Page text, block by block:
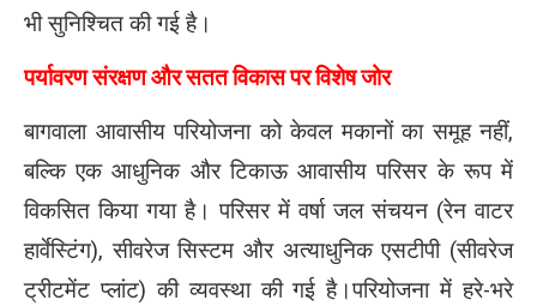
भी सुनिश्चित की गई है।
पर्यावरण संरक्षण और सतत विकास पर विशेष जोर
बागवाला आवासीय परियोजना को केवल मकानों का समूह नहीं,
बल्कि एक आधुनिक और टिकाऊ आवासीय परिसर के रूप में
विकसित किया गया है। परिसर में वर्षा जल संचयन (रेन वाटर
हार्वेस्टिंग), सीवरेज सिस्टम और अत्याधुनिक एसटीपी (सीवरेज
ट्रीटमेंट प्लांट) की व्यवस्था की गई है।परियोजना में हरे-भरे